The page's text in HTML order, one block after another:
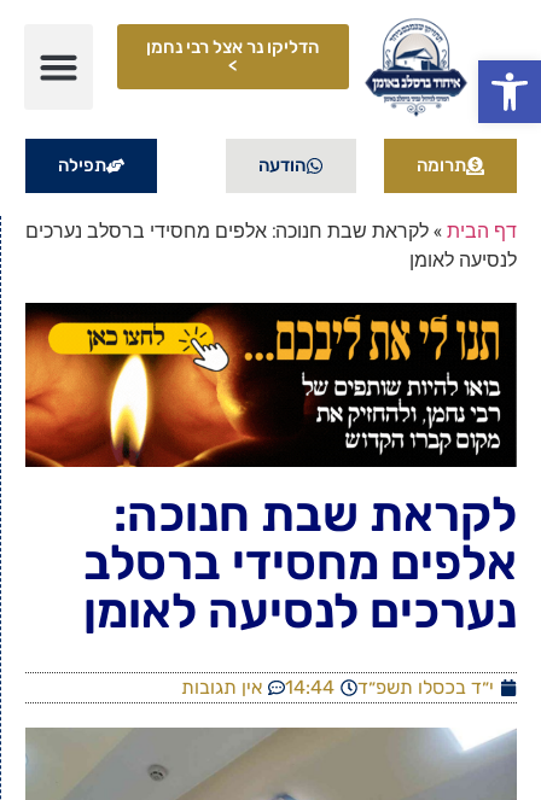
פתח סרגל נגישות
הדליקו נר אצל רבי נחמן
>
תרומה הודעה תפילה
דף הבית»לקראת שבת חנוכה: אלפים מחסידי ברסלב נערכים
לנסיעה לאומן
לקראת שבת חנוכה:
אלפים מחסידי ברסלב
נערכים לנסיעה לאומן
י״ד בכסלו תשפ״ד 14:44 אין תגובות